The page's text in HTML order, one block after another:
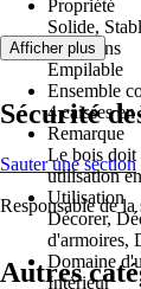
Propriété
Solide,
Fonctions
Empilable
Ensemble
4 caisses
Remarque
Le bois doit
utilisation
Utilisation
Décorer,
d'armoires,
Domaine
Intérieur
Afficher plus
Sécurité
Sauter une section
Responsable de
Autres